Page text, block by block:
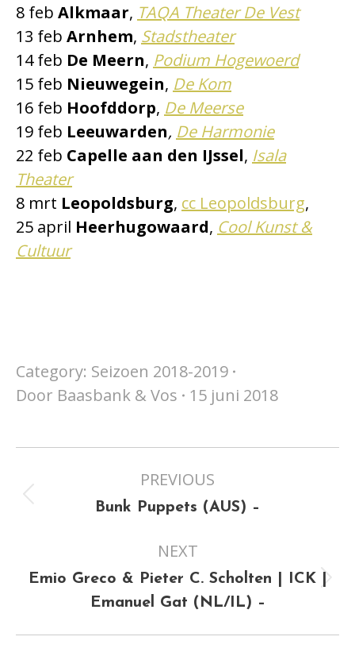
8 feb Alkmaar, TAQA Theater De Vest
13 feb Arnhem, Stadstheater
14 feb De Meern, Podium Hogewoerd
15 feb Nieuwegein, De Kom
16 feb Hoofddorp, De Meerse
19 feb Leeuwarden, De Harmonie
22 feb Capelle aan den IJssel, Isala
Theater
8 mrt Leopoldsburg, cc Leopoldsburg,
25 april Heerhugowaard, Cool Kunst &
Cultuur
Category: Seizoen 2018-2019
Door Baasbank & Vos 15 juni 2018
navigation
PREVIOUS
Previous
Bunk Puppets (AUS) –
NEXT
Next
project:
Emio Greco & Pieter C. Scholten | ICK |
Emanuel Gat (NL/IL) –